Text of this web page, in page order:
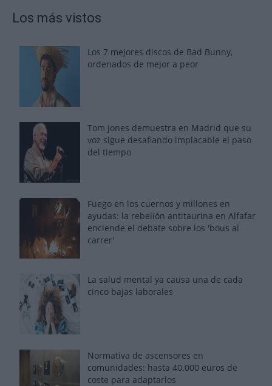
Los más vistos
Los 7 mejores discos de Bad Bunny,
ordenados de mejor a peor
Tom Jones demuestra en Madrid que su
voz sigue desafiando implacable el paso
del tiempo
Fuego en los cuernos y millones en
ayudas: la rebelión antitaurina en Alfafar
enciende el debate sobre los 'bous al
carrer'
La salud mental ya causa una de cada
cinco bajas laborales
Normativa de ascensores en
comunidades: hasta 40.000 euros de
coste para adaptarlos